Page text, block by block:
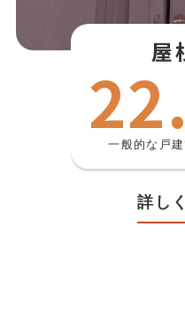
屋
一般的な戸
詳し